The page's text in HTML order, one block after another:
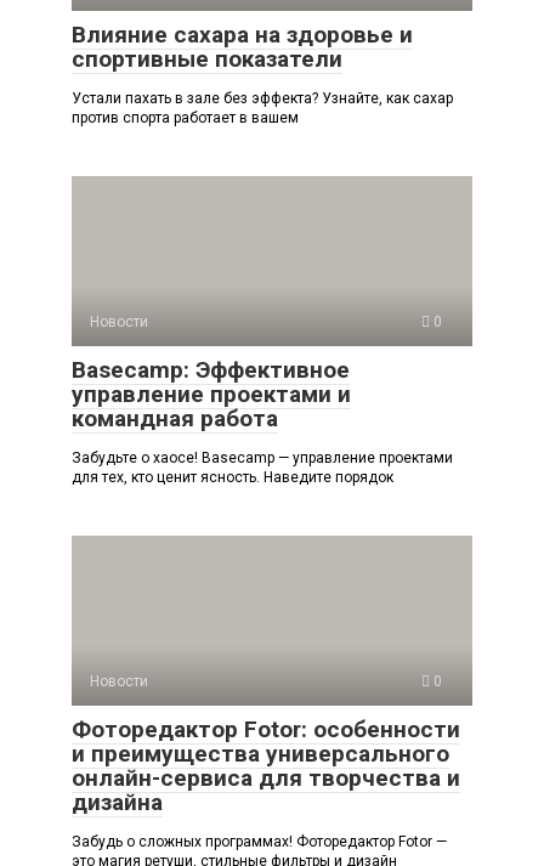
Влияние сахара на здоровье и
спортивные показатели
Устали пахать в зале без эффекта? Узнайте, как сахар
против спорта работает в вашем
Новости 0
Basecamp: Эффективное
управление проектами и
командная работа
Забудьте о хаосе! Basecamp — управление проектами
для тех, кто ценит ясность. Наведите порядок
Новости 0
Фоторедактор Fotor: особенности
и преимущества универсального
онлайн-сервиса для творчества и
дизайна
Забудь о сложных программах! Фоторедактор Fotor —
это магия ретуши, стильные фильтры и дизайн